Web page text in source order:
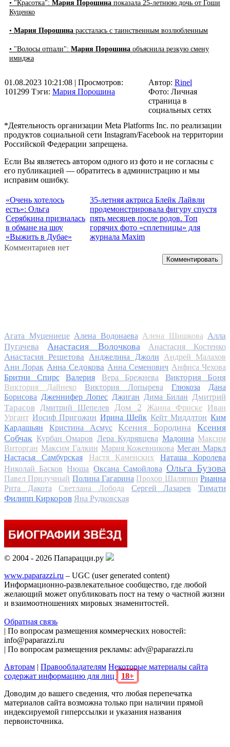
• "Красотка": Мария Порошина показала 25-летнюю дочь от Гоши
Куценко
• Мария Порошина рассталась с таинственным возлюбленным
• "Волосы отпали": Мария Порошина объяснила резкую смену
имиджа
01.08.2023 10:21:08 | Просмотров:
101299 Тэги: Мария Порошина
Автор: Rinel
Фото: Личная
страница в
социальных сетях
*Деятельность организации Meta Platforms Inc. по реализации
продуктов социальной сети Instagram/Facebook на территории
Российской Федерации запрещена.
Если Вы являетесь автором одного из фото и не согласны с
его публикацией — обратитесь в администрацию и мы
исправим ошибку.
«Очень хотелось
есть»: Ольга
Серябкина призналась
в обмане на шоу
«Выжить в Дубае»
35-летняя актриса Блейк Лайвли
продемонстрировала фигуру спустя
пять месяцев после родов. Топ
горячих фото «сплетницы» для
журнала Maxim
Комментариев нет
Комментировать
Агата Муцениеце Алена Водонаева Алена Шишкова Алла
Пугачева
Анастасия Волочкова Анастасия Костенко
Анастасия Решетова Анджелина Джоли
Андрей Малахов
Ани Лорак Анна Седокова Анна Семенович Анфиса Чехова
Бритни Спирс
Валерия Вера Брежнева Виктория Боня
Виктория Дайнеко Виктория Лопырева Глюкоза
Дана
Борисова Дженнифер Лопес Джиган Дима Билан Дмитрий
Тарасов
Дмитрий Шепелев Дом 2 Жанна Фриске
Иван
Ургант Иосиф Пригожин Ирина Шейк Кейт Миддлтон Ким
Кардашьян
Кристина Асмус Ксения Бородина
Ксения
Собчак Курбан Омаров Лера Кудрявцева Мадонна Максим
Виторган Максим Галкин Мария Кожевникова Меган Маркл
Настасья Самбурская
Настя Каменских
Наташа Королева
Николай Басков Нюша Оксана Самойлова Ольга Бузова
Павел Прилучный Полина Гагарина Прохор Шаляпин Рианна
Рита Дакота
Светлана Лобода Сергей Лазарев
Тимати
Филипп Киркоров Яна Рудковская
© 2004 - 2026 Папарацци.ру
www.paparazzi.ru – UGC (user generated content)
Информационно-развлекательное сообщество, где любой
желающий может опубликовать пост на тему о частной жизни
и взаимоотношениях мировых знаменитостей.
Обратная связь
| По вопросам размещения коммерческих новостей:
info@paparazzi.ru
| По вопросам размещения рекламы: adv@paparazzi.ru
Авторам | Правообладателям Некоторые материалы сайта
содержат информацию для лиц
18+
Доводим до вашего сведения, что любая перепечатка
материалов сайта возможна только при наличии прямой
индексируемой гиперссылки и указания названия
первоисточника.